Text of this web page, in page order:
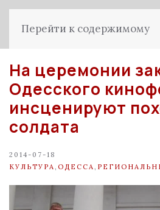
Перейти к содержимому
На церемонии
Одесского
инсценируют
солдата
2014-07-18
КУЛЬТУРА
ОДЕССА